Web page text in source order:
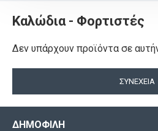
Καλώδια - Φορτιστές
Δεν υπάρχουν προϊόντα σε
ΣΥΝΈΧΕΙΑ
ΔΗΜΟΦΙΛΉ